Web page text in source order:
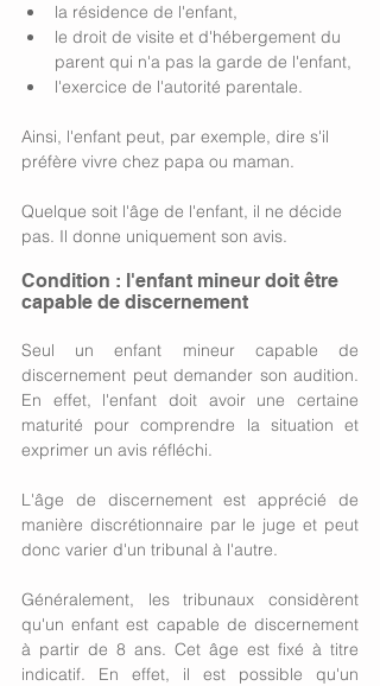
la résidence de l'enfant,
le droit de visite et d'hébergement du
parent qui n'a pas la garde de l'enfant,
l'exercice de l'autorité parentale.
Ainsi, l'enfant peut, par exemple, dire s'il
préfère vivre chez papa ou maman.
Quelque soit l'âge de l'enfant, il ne décide
pas. Il donne uniquement son avis.
Condition : l'enfant mineur doit être
capable de discernement
Seul un enfant mineur capable de
discernement peut demander son audition.
En effet, l'enfant doit avoir une certaine
maturité pour comprendre la situation et
exprimer un avis réfléchi.
L'âge de discernement est apprécié de
manière discrétionnaire par le juge et peut
donc varier d'un tribunal à l'autre.
Généralement, les tribunaux considèrent
qu'un enfant est capable de discernement
à partir de 8 ans. Cet âge est fixé à titre
indicatif. En effet, il est possible qu'un